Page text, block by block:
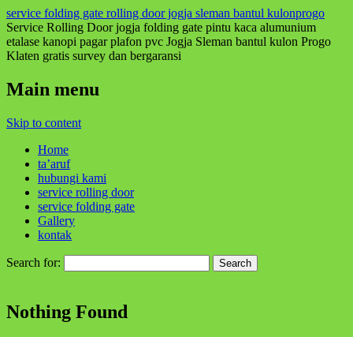
service folding gate rolling door jogja sleman bantul kulonprogo
Service Rolling Door jogja folding gate pintu kaca alumunium
etalase kanopi pagar plafon pvc Jogja Sleman bantul kulon Progo
Klaten gratis survey dan bergaransi
Main menu
Skip to content
Home
ta’aruf
hubungi kami
service rolling door
service folding gate
Gallery
kontak
Search for:
Nothing Found